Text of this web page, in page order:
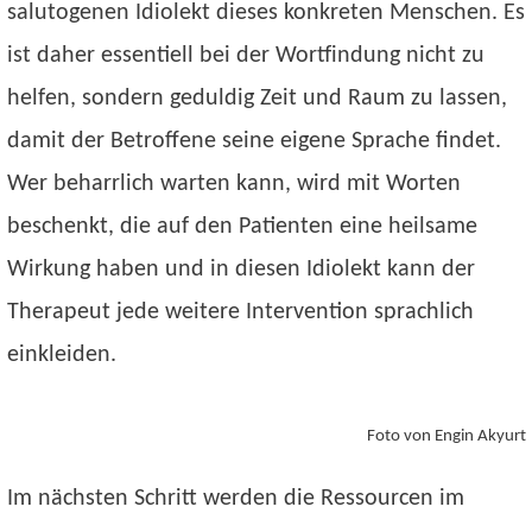
salutogenen Idiolekt dieses konkreten Menschen. Es
ist daher essentiell bei der Wortfindung nicht zu
helfen, sondern geduldig Zeit und Raum zu lassen,
damit der Betroffene seine eigene Sprache findet.
Wer beharrlich warten kann, wird mit Worten
beschenkt, die auf den Patienten eine heilsame
Wirkung haben und in diesen Idiolekt kann der
Therapeut jede weitere Intervention sprachlich
einkleiden.
Foto von Engin Akyurt
Im nächsten Schritt werden die Ressourcen im